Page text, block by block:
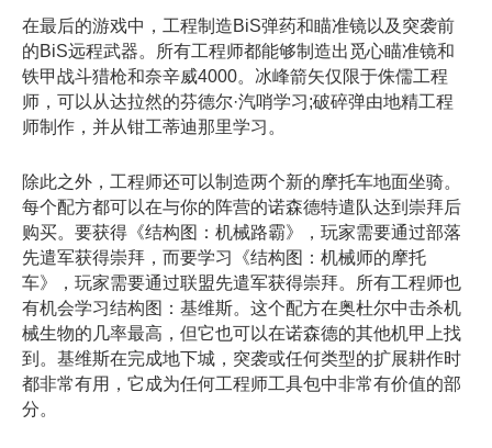
在最后的游戏中，工程制造BiS弹药和瞄准镜以及突袭前
的BiS远程武器。所有工程师都能够制造出觅心瞄准镜和
铁甲战斗猎枪和奈辛威4000。冰峰箭矢仅限于侏儒工程
师，可以从达拉然的芬德尔·汽哨学习;破碎弹由地精工程
师制作，并从钳工蒂迪那里学习。
除此之外，工程师还可以制造两个新的摩托车地面坐骑。
每个配方都可以在与你的阵营的诺森德特遣队达到崇拜后
购买。要获得《结构图：机械路霸》，玩家需要通过部落
先遣军获得崇拜，而要学习《结构图：机械师的摩托
车》，玩家需要通过联盟先遣军获得崇拜。所有工程师也
有机会学习结构图：基维斯。这个配方在奥杜尔中击杀机
械生物的几率最高，但它也可以在诺森德的其他机甲上找
到。基维斯在完成地下城，突袭或任何类型的扩展耕作时
都非常有用，它成为任何工程师工具包中非常有价值的部
分。